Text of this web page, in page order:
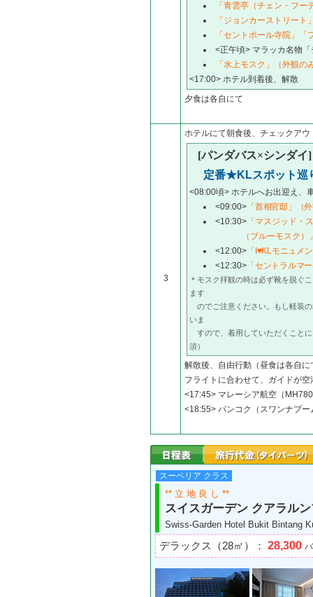
「青雲亭（チェン・フー
「ジョンカーストリート
「セントポール寺院」
<正午頃> マラッカ名物
「水上モスク」（外観の
<17:00> ホテル到着後、解散
夕食は各自にて
3
ホテルにて朝食後、チェックアウ
[パンダバス×シンダイ
定番★KLスポット巡
<08:00頃> ホテルへお出迎え、
<09:00> 「首相官邸」（
<10:30> 「マスジッド・
（ブルーモスク）
<12:00> 「I♥KLモニュメ
<12:30> 「セントラルマ
＊モスク拝観の時は必ず靴を脱ぐ
ます
のでご注意ください。もし軽装
いま
すので、着用していただくこと
須）
解散後、自由行動（昼食は各自に
フライトに合わせて、ガイドが
<17:45> マレーシア航空（
<18:55> バンコク（スワンナプー
スーペリア クラス
** 立 地 良 し **
スイスガーデン クアラル
Swiss-Garden Hotel Bukit Bintang
デラックス（28㎡）： 28,300